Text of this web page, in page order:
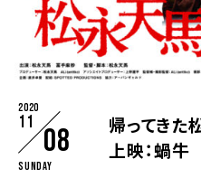
2020
11
08
Sunday
帰ってき
上映：蝸牛